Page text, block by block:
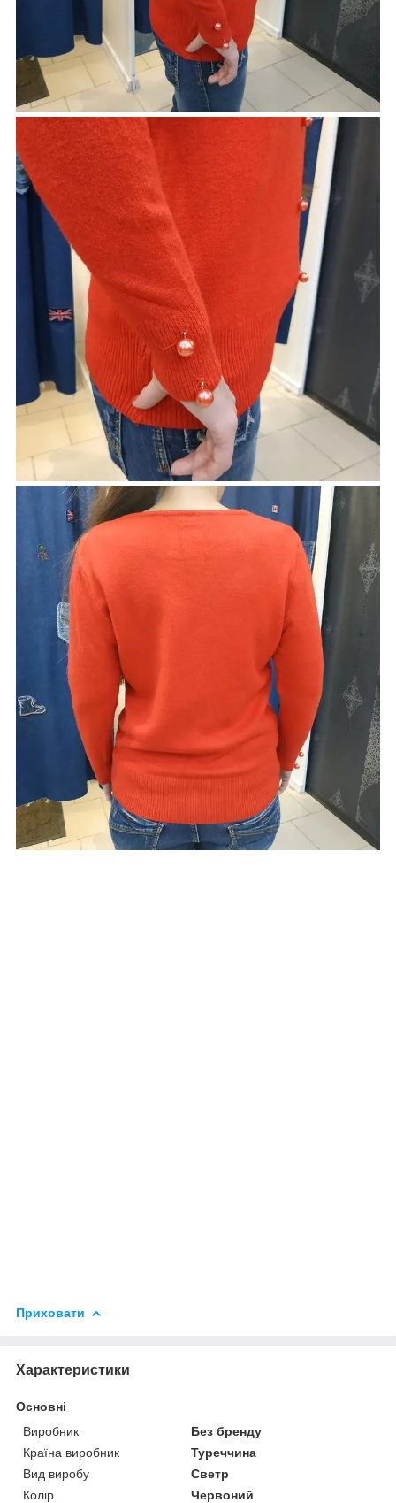
Приховати
Характеристики
Основні
Виробник
Без бренду
Країна виробник
Туреччина
Вид виробу
Светр
Колір
Червоний